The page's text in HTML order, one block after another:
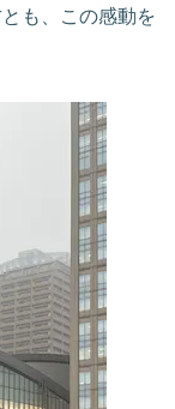
も、この感動を